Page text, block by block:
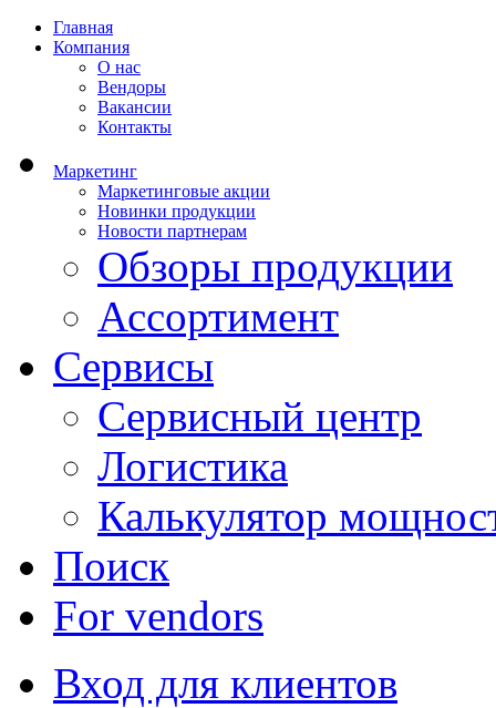
Главная
Компания
О нас
Вендоры
Вакансии
Контакты
Маркетинг
Маркетинговые акции
Новинки продукции
Новости партнерам
Обзоры продукции
Ассортимент
Сервисы
Сервисный центр
Логистика
Калькулятор
Поиск
For vendors
Вход для клиентов